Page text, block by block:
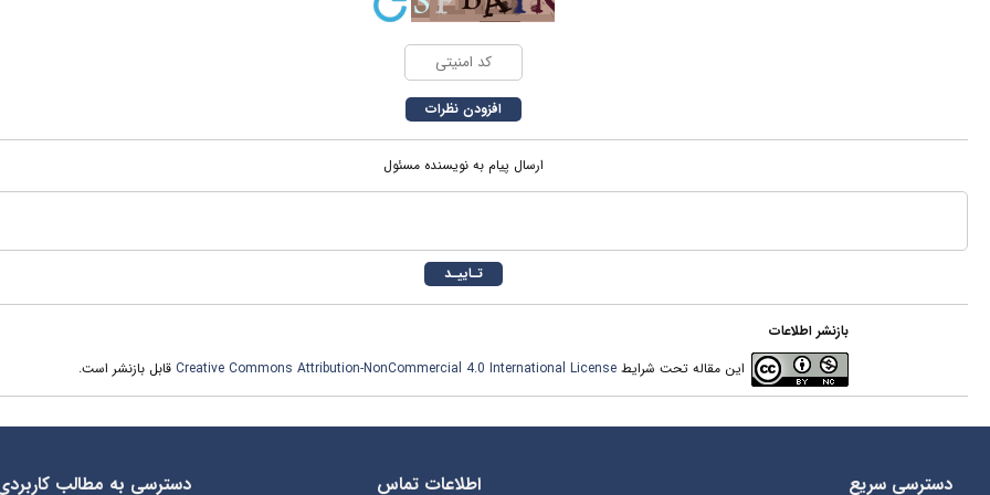
ارسال پیام به نویسنده مسئول
بازنشر اطلاعات
این مقاله تحت شرایط Creative Commons Attribution-NonCommercial 4.0 International Licenseقابل بازنشر است.
دسترسی سریع اطلاعات تماس دسترسی به مطالب